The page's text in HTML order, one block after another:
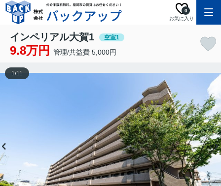
お気に入り
0
インペリアル大賀1 空室1
9.8万円 管理/共益費 5,000円
1/11